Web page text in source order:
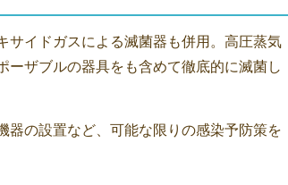
サイドガスによる滅菌器も併用。高圧蒸気
ザブルの器具をも含めて徹底的に滅菌し
器の設置など、可能な限りの感染予防策を